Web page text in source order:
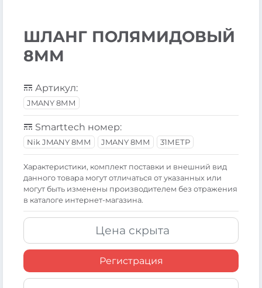
ШЛАНГ ПОЛЯМИДОВЫЙ
8ММ
Артикул:
JMANY 8ММ
Smarttech номер:
Nik JMANY 8ММ JMANY 8ММ 31МЕТР
Xарактеристики, комплект поставки и внешний вид
данного товара могут отличаться от указанных или
могут быть изменены производителем без отражения
в каталоге интернет-магазина.
Цена скрыта
Регистрация